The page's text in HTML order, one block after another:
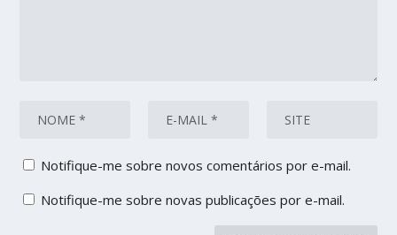
Notifique-me sobre novos comentários por e-mail.
Notifique-me sobre novas publicações por e-mail.